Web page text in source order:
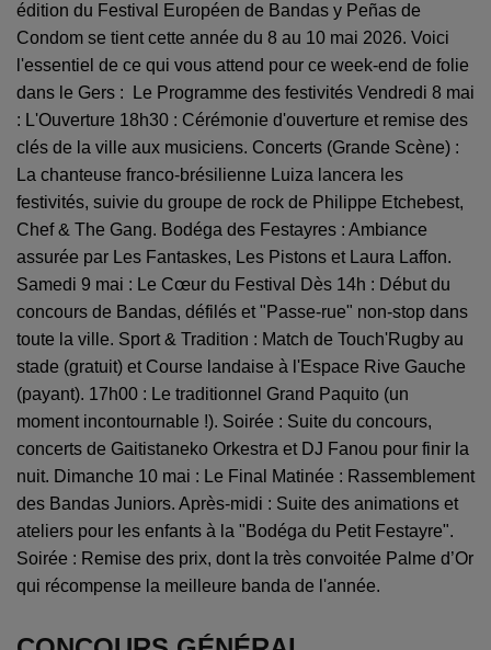
édition du Festival Européen de Bandas y Peñas de
Condom se tient cette année du 8 au 10 mai 2026. Voici
l'essentiel de ce qui vous attend pour ce week-end de folie
dans le Gers : Le Programme des festivités Vendredi 8 mai
: L'Ouverture 18h30 : Cérémonie d'ouverture et remise des
clés de la ville aux musiciens. Concerts (Grande Scène) :
La chanteuse franco-brésilienne Luiza lancera les
festivités, suivie du groupe de rock de Philippe Etchebest,
Chef & The Gang. Bodéga des Festayres : Ambiance
assurée par Les Fantaskes, Les Pistons et Laura Laffon.
Samedi 9 mai : Le Cœur du Festival Dès 14h : Début du
concours de Bandas, défilés et "Passe-rue" non-stop dans
toute la ville. Sport & Tradition : Match de Touch'Rugby au
stade (gratuit) et Course landaise à l'Espace Rive Gauche
(payant). 17h00 : Le traditionnel Grand Paquito (un
moment incontournable !). Soirée : Suite du concours,
concerts de Gaitistaneko Orkestra et DJ Fanou pour finir la
nuit. Dimanche 10 mai : Le Final Matinée : Rassemblement
des Bandas Juniors. Après-midi : Suite des animations et
ateliers pour les enfants à la "Bodéga du Petit Festayre".
Soirée : Remise des prix, dont la très convoitée Palme d’Or
qui récompense la meilleure banda de l'année.